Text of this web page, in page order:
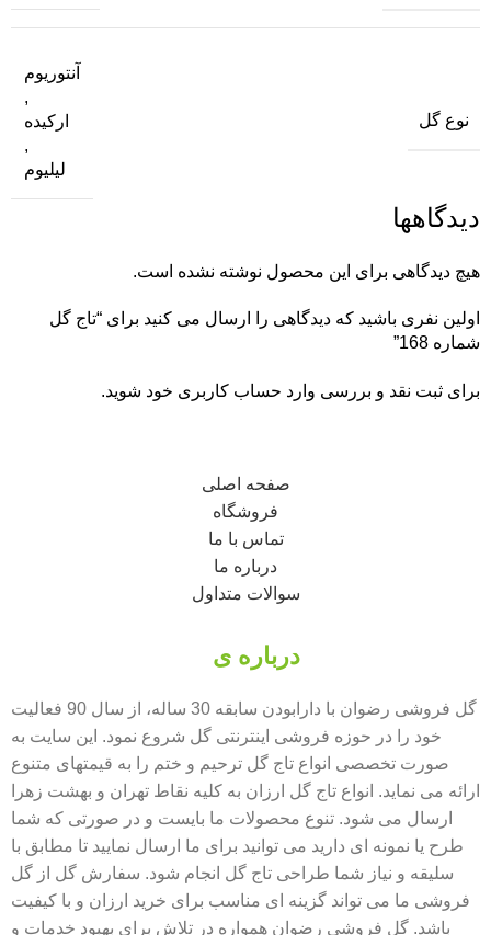
نوع گل
آنتوریوم
,
ارکیده
,
لیلیوم
دیدگاهها
هیچ دیدگاهی برای این محصول نوشته نشده است.
اولین نفری باشید که دیدگاهی را ارسال می کنید برای “تاج گل
شماره 168”
برای ثبت نقد و بررسی وارد حساب کاربری خود شوید.
صفحه اصلی
فروشگاه
تماس با ما
درباره ما
سوالات متداول
درباره ی
گل فروشی رضوان با دارابودن سابقه 30 ساله، از سال 90 فعالیت
خود را در حوزه فروشی اینترنتی گل شروع نمود. این سایت به
صورت تخصصی انواع تاج گل ترحیم و ختم را به قیمتهای متنوع
ارائه می نماید. انواع تاج گل ارزان به کلیه نقاط تهران و بهشت زهرا
ارسال می شود. تنوع محصولات ما بایست و در صورتی که شما
طرح یا نمونه ای دارید می توانید برای ما ارسال نمایید تا مطابق با
سلیقه و نیاز شما طراحی تاج گل انجام شود. سفارش گل از گل
فروشی ما می تواند گزینه ای مناسب برای خرید ارزان و با کیفیت
باشد. گل فروشی رضوان همواره در تلاش برای بهبود خدمات و